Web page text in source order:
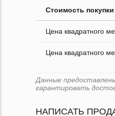
Стоимость
Цена квадратного
Цена квадратного
Данные
гарантировать
НАПИСАТЬ